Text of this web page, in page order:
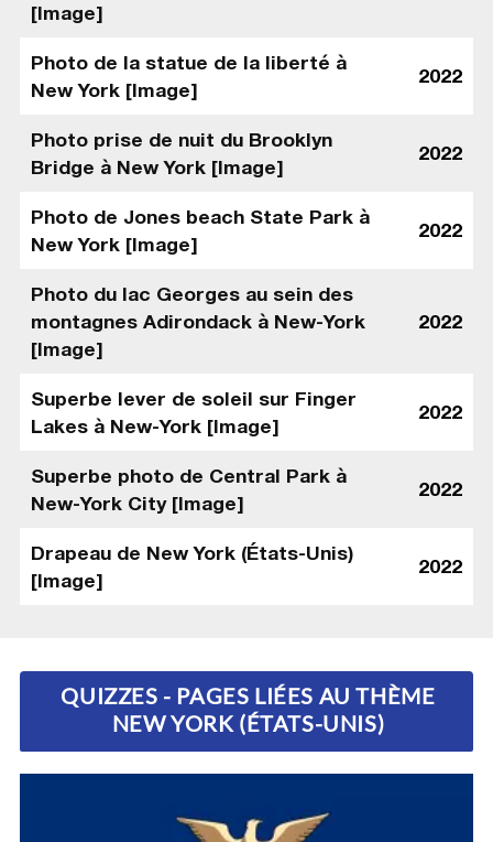
[Image]
Photo de la statue de la liberté à
New York [Image]
2022
Photo prise de nuit du Brooklyn
Bridge à New York [Image]
2022
Photo de Jones beach State Park à
New York [Image]
2022
Photo du lac Georges au sein des
montagnes Adirondack à New-York
[Image]
2022
Superbe lever de soleil sur Finger
Lakes à New-York [Image]
2022
Superbe photo de Central Park à
New-York City [Image]
2022
Drapeau de New York (États-Unis)
[Image]
2022
QUIZZES - PAGES LIÉES AU THÈME
NEW YORK (ÉTATS-UNIS)